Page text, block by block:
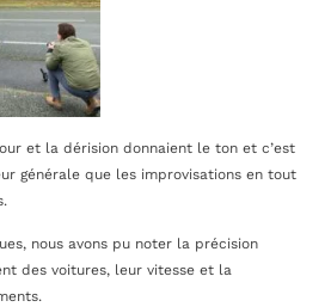
et la dérision donnaient le ton et c’est
générale que les improvisations en tout
nous avons pu noter la précision
des voitures, leur vitesse et la